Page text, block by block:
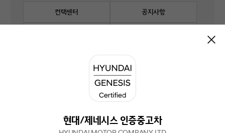
컨택센터 공지사항
현대/제네시스 인증중고차